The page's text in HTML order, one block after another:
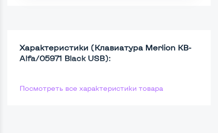
Характеристики (Клавиатура Merlion KB-
Alfa/05971 Black USB):
Посмотреть все характеристики товара